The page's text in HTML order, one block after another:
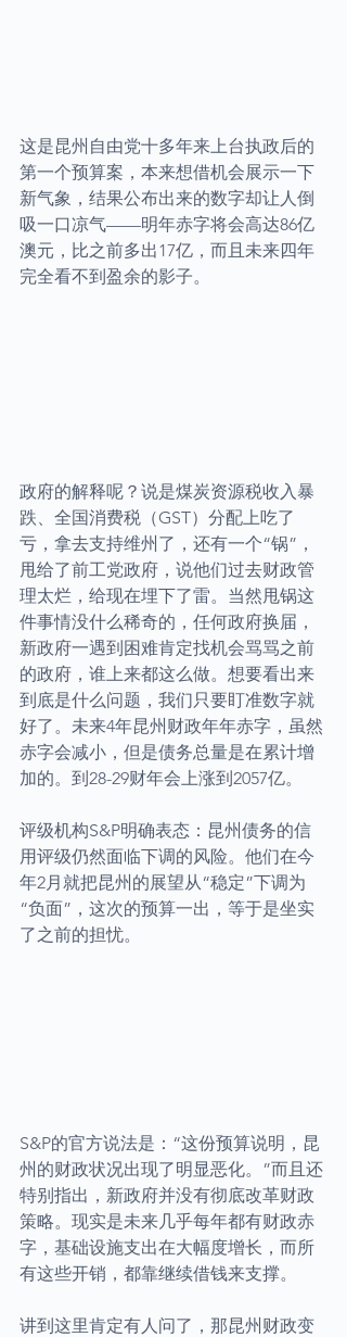
这是昆州自由党十多年来上台执政后的
第一个预算案，本来想借机会展示一下
新气象，结果公布出来的数字却让人倒
吸一口凉气——明年赤字将会高达86亿
澳元，比之前多出17亿，而且未来四年
完全看不到盈余的影子。
政府的解释呢？说是煤炭资源税收入暴
跌、全国消费税（GST）分配上吃了
亏，拿去支持维州了，还有一个“锅”，
甩给了前工党政府，说他们过去财政管
理太烂，给现在埋下了雷。当然甩锅这
件事情没什么稀奇的，任何政府换届，
新政府一遇到困难肯定找机会骂骂之前
的政府，谁上来都这么做。想要看出来
到底是什么问题，我们只要盯准数字就
好了。未来4年昆州财政年年赤字，虽然
赤字会减小，但是债务总量是在累计增
加的。到28-29财年会上涨到2057亿。
评级机构S&P明确表态：昆州债务的信
用评级仍然面临下调的风险。他们在今
年2月就把昆州的展望从“稳定”下调为
“负面”，这次的预算一出，等于是坐实
了之前的担忧。
S&P的官方说法是：“这份预算说明，昆
州的财政状况出现了明显恶化。”而且还
特别指出，新政府并没有彻底改革财政
策略。现实是未来几乎每年都有财政赤
字，基础设施支出在大幅度增长，而所
有这些开销，都靠继续借钱来支撑。
讲到这里肯定有人问了，那昆州财政变